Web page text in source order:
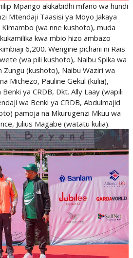
Mpango akikabidhi mfano wa hundi
Mtendaji Taasisi ya Moyo Jakaya
(wa nne kushoto), muda
kwa mbio hizo ambazo
6,200. Wengine pichani ni Rais
(wa pili kushoto), Naibu Spika wa
Zungu (kushoto), Naibu Waziri wa
Michezo, Pauline Gekul (kulia),
ya CRDB, Dkt. Ally Laay (wapili
wa Benki ya CRDB, Abdulmajid
pamoja na Mkurugenzi Mkuu wa
Julius Magabe (watatu kulia).